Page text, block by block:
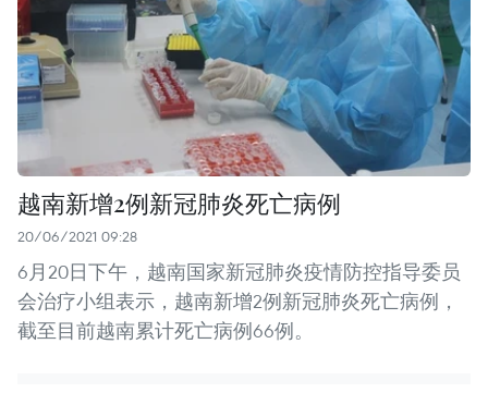
越南新增2例新冠肺炎死亡病例
20/06/2021 09:28
6月20日下午，越南国家新冠肺炎疫情防控指导委员
会治疗小组表示，越南新增2例新冠肺炎死亡病例，
截至目前越南累计死亡病例66例。